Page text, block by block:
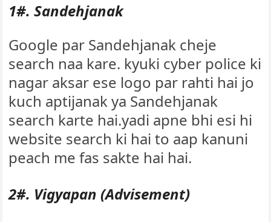
1#. Sandehjanak
Google par Sandehjanak cheje
search naa kare. kyuki cyber police ki
nagar aksar ese logo par rahti hai jo
kuch aptijanak ya Sandehjanak
search karte hai.yadi apne bhi esi hi
website search ki hai to aap kanuni
peach me fas sakte hai hai.
2#. Vigyapan (Advisement)